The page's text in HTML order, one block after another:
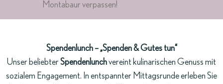
Montabaur verpassen!
Spendenlunch – „Spenden & Gutes tun“
Unser beliebterSpendenlunchvereint kulinarischen Genuss mit
sozialem Engagement. In entspannter Mittagsrunde erleben Sie